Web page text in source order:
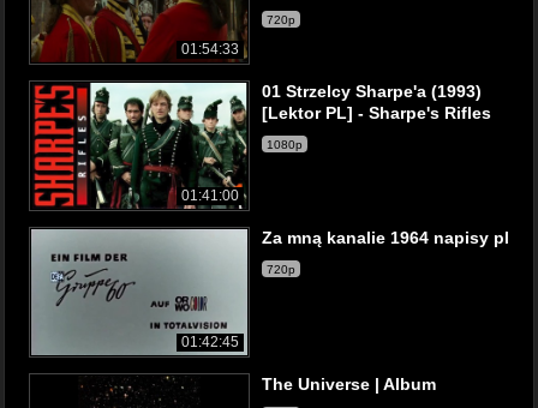
01:54:33
720p
01:41:00
01 Strzelcy Sharpe'a (1993)
[Lektor PL] - Sharpe's Rifles
1080p
01:42:45
Za mną kanalie 1964 napisy pl
720p
The Universe | Album